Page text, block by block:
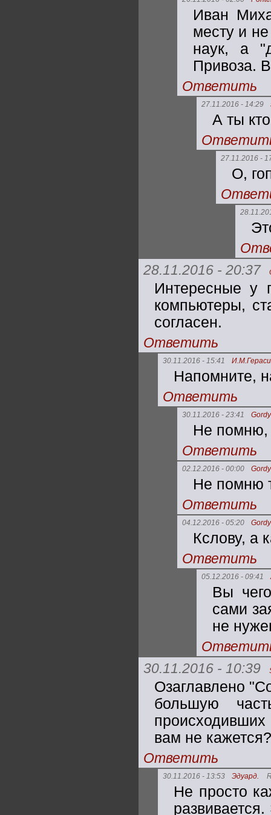
Иван
месту и
наук, а
Привоза.
Ответить
27.11.2016 - 14:29
А ты
27.11.2016 -
О,
28.11.2016 - 20:37
Интересные у
компьютеры,
согласен.
Ответить
30.11.2016 - 15:41
Напомните,
Ответить
30.11.2016 - 23:41 Gordy
Не помню,
Ответить
02.12.2016 - 00:00 Gordy
Не помню
Ответить
04.12.2016 - 05:20 Gordy
Кслову, а
Ответить
05.12.2016 - 09:41
Вы
сами
не
30.11.2016 - 10:39
Озаглавлено
большую
вам не кажется?
Ответить
30.11.2016 - 13:53 Эдуард.
Не просто